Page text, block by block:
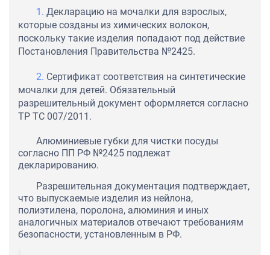
Декларацию на мочалки для взрослых,
которые созданы из химических волокон,
поскольку такие изделия попадают под действие
Постановления Правительства №2425.
Сертификат соответствия на синтетические
мочалки для детей. Обязательный
разрешительный документ оформляется согласно
ТР ТС 007/2011.
Алюминиевые губки для чистки посуды
согласно ПП РФ №2425 подлежат
декларированию.
Разрешительная документация подтверждает,
что выпускаемые изделия из нейлона,
полиэтилена, поролона, алюминия и иных
аналогичных материалов отвечают требованиям
безопасности, установленным в РФ.